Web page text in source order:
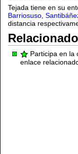
Tejada tiene en su
Barriosuso
distancia
Participa en la
enlace